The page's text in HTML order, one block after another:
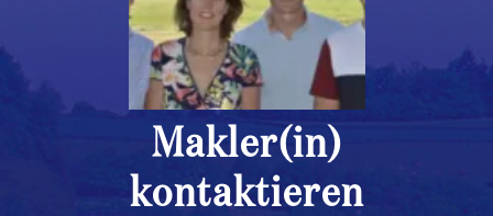
Makler(in)
kontaktieren